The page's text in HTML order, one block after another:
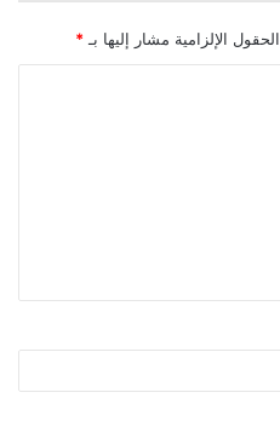
الحقول الإلزامية مشار إليها بـ *